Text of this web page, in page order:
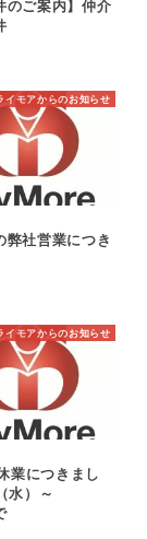
のご案内】仲介
イモアからのお知らせ
弊社営業につき
イモアからのお知らせ
業につきまし
水）～